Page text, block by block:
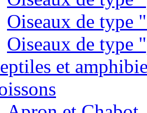
Oiseaux de type
Oiseaux de type
et